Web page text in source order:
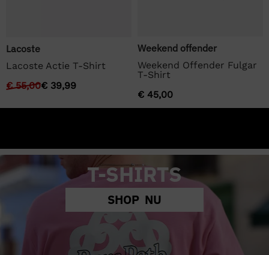
Lacoste
Lacoste Actie T-Shirt
€55,00€ 39,99
Weekend offender
Weekend Offender Fulgar
T-Shirt
€ 45,00
T-SHIRTS
SHOP NU